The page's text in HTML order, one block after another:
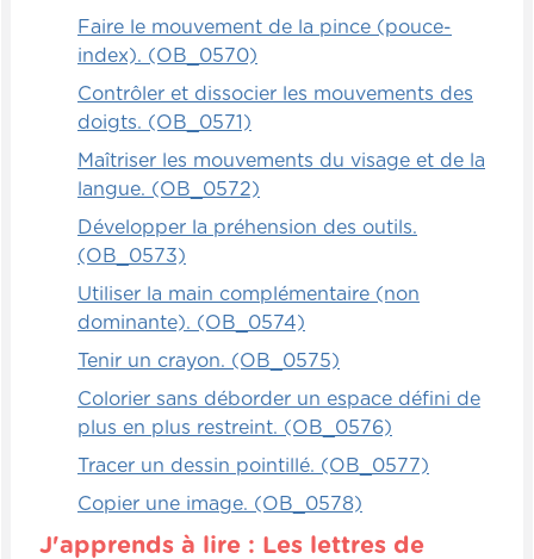
Faire le mouvement de la pince (pouce-
index). (OB_0570)
Contrôler et dissocier les mouvements des
doigts. (OB_0571)
Maîtriser les mouvements du visage et de la
langue. (OB_0572)
Développer la préhension des outils.
(OB_0573)
Utiliser la main complémentaire (non
dominante). (OB_0574)
Tenir un crayon. (OB_0575)
Colorier sans déborder un espace défini de
plus en plus restreint. (OB_0576)
Tracer un dessin pointillé. (OB_0577)
Copier une image. (OB_0578)
J'apprends à lire : Les lettres de